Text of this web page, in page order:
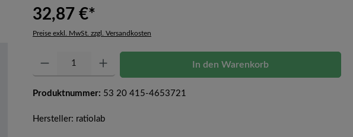
32,87 €*
Preise exkl. MwSt. zzgl. Versandkosten
Produkt Anzahl: Gib den gewünschten Wert ein oder benutze die Schaltflächen um die Anzahl zu
In den Warenkorb
Produktnummer: 53 20 415-4653721
Hersteller: ratiolab